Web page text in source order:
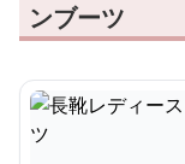
ンブーツ